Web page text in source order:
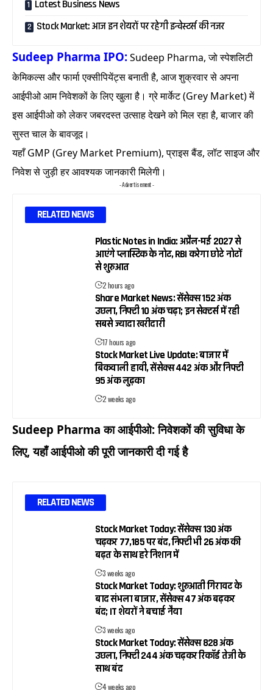
Latest Business News
Stock Market: आज इन शेयरों पर रहेगी इन्वेस्टर्स की नजर
Sudeep Pharma IPO:Sudeep Pharma, जो स्पेशलिटी
केमिकल्स और फार्मा एक्सीपियेंट्स बनाती है, आज शुक्रवार से अपना
आईपीओ आम निवेशकों के लिए खुला है। ग्रे मार्केट (Grey Market) में
इस आईपीओ को लेकर जबरदस्त उत्साह देखने को मिल रहा है, बाजार की
सुस्त चाल के बावजूद।
यहाँ GMP (Grey Market Premium), प्राइस बैंड, लॉट साइज और
निवेश से जुड़ी हर आवश्यक जानकारी मिलेगी।
- Advertisement -
RELATED NEWS
Plastic Notes in India: अप्रैल-मई 2027 से
आएंगे प्लास्टिक के नोट, RBI करेगा छोटे नोटों
से शुरुआत
2 hours ago
Share Market News: सेंसेक्स 152 अंक
उछला, निफ्टी 10 अंक चढ़ा; इन सेक्टर्स में रही
सबसे ज्यादा खरीदारी
17 hours ago
Stock Market Live Update: बाजार में
बिकवाली हावी, सेंसेक्स 442 अंक और निफ्टी
95 अंक लुढ़का
2 weeks ago
Sudeep Pharma का आईपीओ: निवेशकों की सुविधा के
लिए, यहाँ आईपीओ की पूरी जानकारी दी गई है
RELATED NEWS
Stock Market Today: सेंसेक्स 130 अंक
चढ़कर 77,185 पर बंद, निफ्टी भी 26 अंक की
बढ़त के साथ हरे निशान में
3 weeks ago
Stock Market Today: शुरुआती गिरावट के
बाद संभला बाजार, सेंसेक्स 47 अंक बढ़कर
बंद; IT शेयरों ने बचाई नैया
3 weeks ago
Stock Market Today: सेंसेक्स 828 अंक
उछला, निफ्टी 244 अंक चढ़कर रिकॉर्ड तेजी के
साथ बंद
4 weeks ago